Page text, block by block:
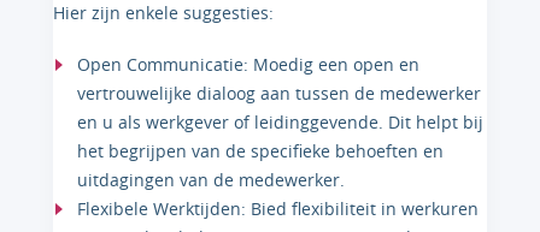
Hier zijn enkele suggesties:
Open Communicatie: Moedig een open en
vertrouwelijke dialoog aan tussen de medewerker
en u als werkgever of leidinggevende. Dit helpt bij
het begrijpen van de specifieke behoeften en
uitdagingen van de medewerker.
Flexibele Werktijden: Bied flexibiliteit in werkuren